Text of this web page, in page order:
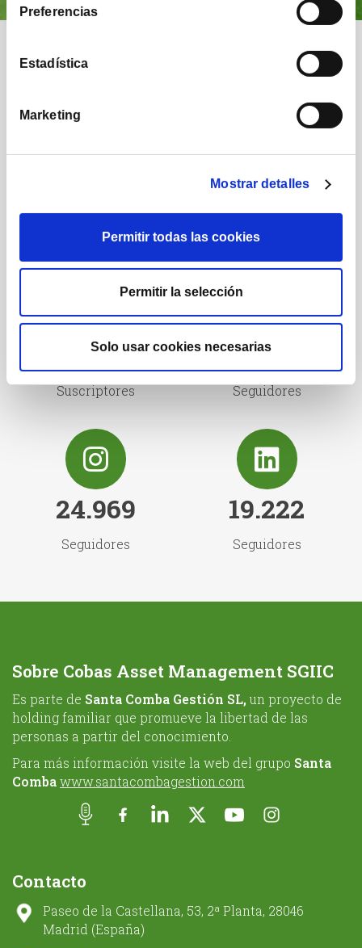
Preferencias
Estadística
Marketing
Mostrar detalles
Permitir todas las cookies
Permitir la selección
Solo usar cookies necesarias
Nuestra comunidad
Posts Seguidores
222.000
Suscriptores
16.290
Seguidores
24.969
Seguidores
19.222
Seguidores
Sobre Cobas Asset Management SGIIC
Es parte de Santa Comba Gestión SL, un proyecto de
holding familiar que promueve la libertad de las
personas a partir del conocimiento.
Para más información visite la web del grupo Santa
Combawww.santacombagestion.com
Contacto
Paseo de la Castellana, 53, 2ª Planta, 28046
Madrid (España)